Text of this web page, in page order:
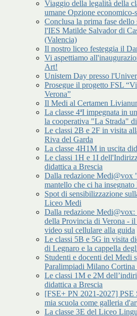
Viaggio della legalità della
umane Opzione economico-
Conclusa la prima fase dello
l'IES Matilde Salvador di
(Valencia)
Il nostro liceo festeggia il
Vi aspettiamo
Art!
Unistem Day presso
Prosegue il progetto FSL
Verona”
Il Medi al Certamen
La classe 4ªI impegnata in
la cooperativa "La Strada"
Le classi 2B e 2F in visita
Riva del Garda
La classe 4H1M in uscita
Le classi 1H e 1I
didattica a Brescia
Dalla redazione Medi@vox
mantello che ci ha
Spot di sensibilizzazione
Liceo Medi
Dalla redazione
della Provincia di Verona -
video sul cellulare alla guida
Le classi 5B e 5G in visita
di Legnaro e la cappella
Studenti e docenti del Medi
Paralimpiadi Milano Cortina
Le classi 1M e 2M
didattica a Brescia
[FSE+ PN 2021-2027]
mia scuola come galleria
La classe 3E del Liceo